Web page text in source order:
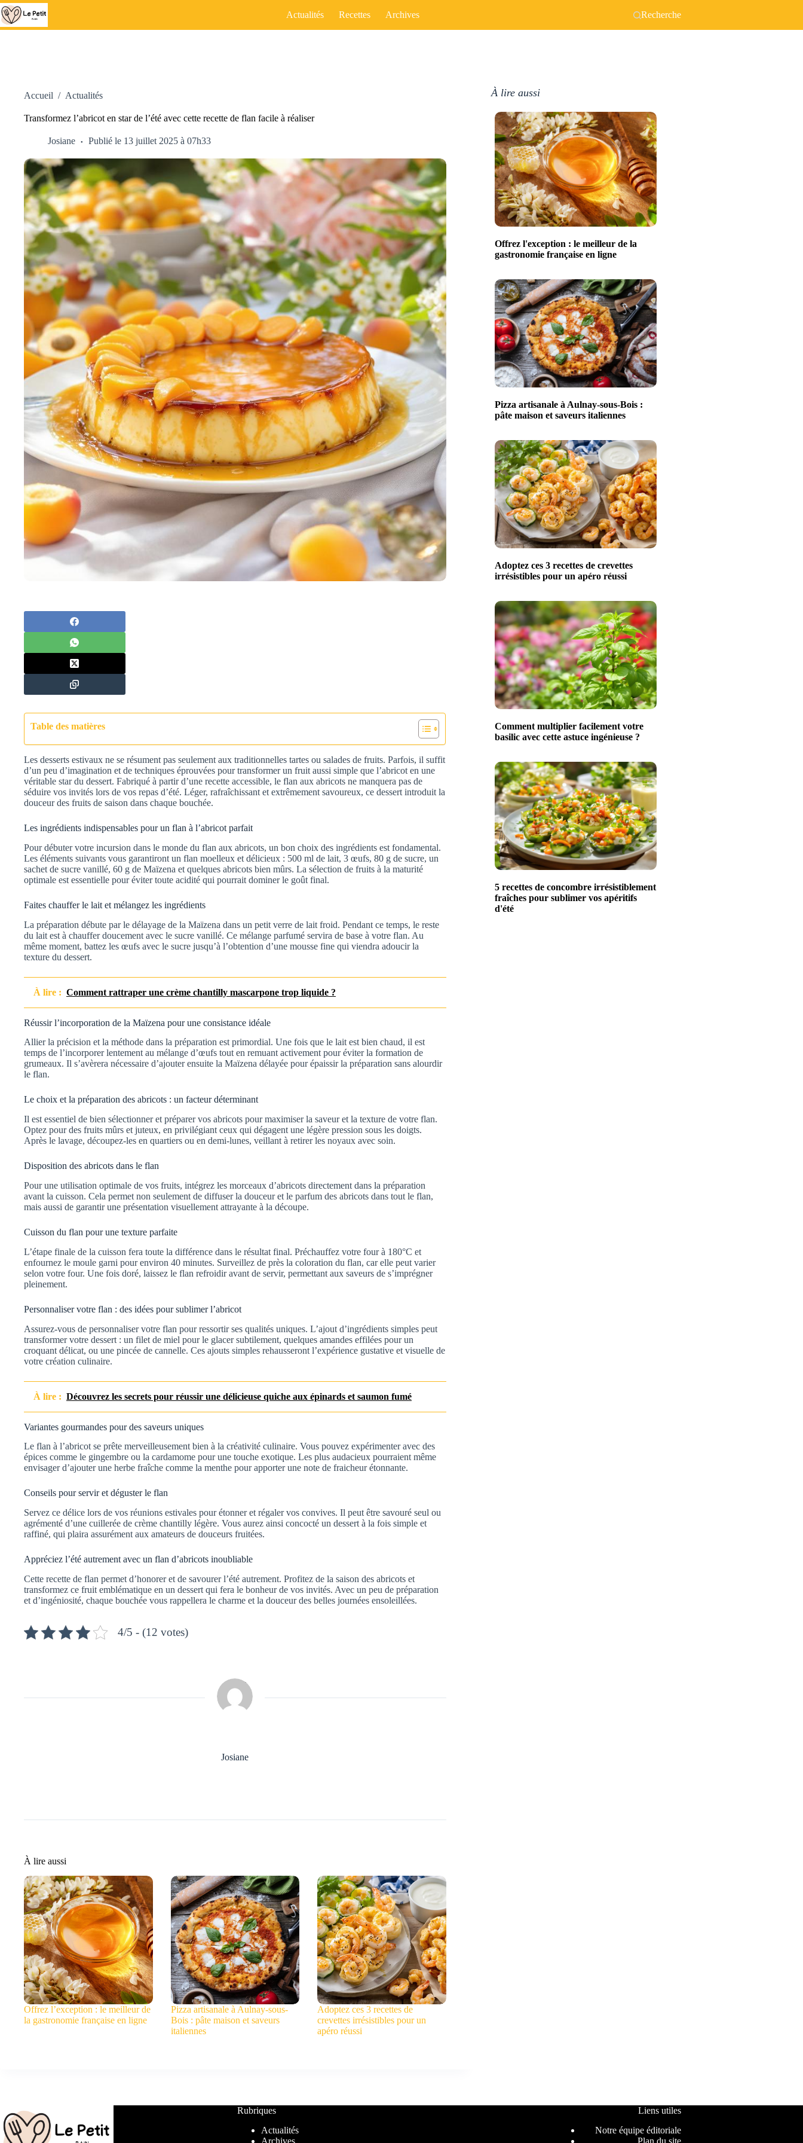
Passer
au
contenu
Actualités Recettes Archives Recherche
Accueil / Actualités
Transformez l’abricot en star de l’été avec cette recette de flan facile à réaliser
Josiane Publié le 13 juillet 2025 à 07h33
Table des matières
Les desserts estivaux ne se résument pas seulement aux traditionnelles tartes ou salades de fruits. Parfois, il suffit
d’un peu d’imagination et de techniques éprouvées pour transformer un fruit aussi simple que l’abricot en une
véritable star du dessert. Fabriqué à partir d’une recette accessible, le flan aux abricots ne manquera pas de
séduire vos invités lors de vos repas d’été. Léger, rafraîchissant et extrêmement savoureux, ce dessert introduit la
douceur des fruits de saison dans chaque bouchée.
Les ingrédients indispensables pour un flan à l’abricot parfait
Pour débuter votre incursion dans le monde du flan aux abricots, un bon choix des ingrédients est fondamental.
Les éléments suivants vous garantiront un flan moelleux et délicieux : 500 ml de lait, 3 œufs, 80 g de sucre, un
sachet de sucre vanillé, 60 g de Maïzena et quelques abricots bien mûrs. La sélection de fruits à la maturité
optimale est essentielle pour éviter toute acidité qui pourrait dominer le goût final.
Faites chauffer le lait et mélangez les ingrédients
La préparation débute par le délayage de la Maïzena dans un petit verre de lait froid. Pendant ce temps, le reste
du lait est à chauffer doucement avec le sucre vanillé. Ce mélange parfumé servira de base à votre flan. Au
même moment, battez les œufs avec le sucre jusqu’à l’obtention d’une mousse fine qui viendra adoucir la
texture du dessert.
À lire : Comment rattraper une crème chantilly mascarpone trop liquide ?
Réussir l’incorporation de la Maïzena pour une consistance idéale
Allier la précision et la méthode dans la préparation est primordial. Une fois que le lait est bien chaud, il est
temps de l’incorporer lentement au mélange d’œufs tout en remuant activement pour éviter la formation de
grumeaux. Il s’avèrera nécessaire d’ajouter ensuite la Maïzena délayée pour épaissir la préparation sans alourdir
le flan.
Le choix et la préparation des abricots : un facteur déterminant
Il est essentiel de bien sélectionner et préparer vos abricots pour maximiser la saveur et la texture de votre flan.
Optez pour des fruits mûrs et juteux, en privilégiant ceux qui dégagent une légère pression sous les doigts.
Après le lavage, découpez-les en quartiers ou en demi-lunes, veillant à retirer les noyaux avec soin.
Disposition des abricots dans le flan
Pour une utilisation optimale de vos fruits, intégrez les morceaux d’abricots directement dans la préparation
avant la cuisson. Cela permet non seulement de diffuser la douceur et le parfum des abricots dans tout le flan,
mais aussi de garantir une présentation visuellement attrayante à la découpe.
Cuisson du flan pour une texture parfaite
L’étape finale de la cuisson fera toute la différence dans le résultat final. Préchauffez votre four à 180°C et
enfournez le moule garni pour environ 40 minutes. Surveillez de près la coloration du flan, car elle peut varier
selon votre four. Une fois doré, laissez le flan refroidir avant de servir, permettant aux saveurs de s’imprégner
pleinement.
Personnaliser votre flan : des idées pour sublimer l’abricot
Assurez-vous de personnaliser votre flan pour ressortir ses qualités uniques. L’ajout d’ingrédients simples peut
transformer votre dessert : un filet de miel pour le glacer subtilement, quelques amandes effilées pour un
croquant délicat, ou une pincée de cannelle. Ces ajouts simples rehausseront l’expérience gustative et visuelle de
votre création culinaire.
À lire : Découvrez les secrets pour réussir une délicieuse quiche aux épinards et saumon fumé
Variantes gourmandes pour des saveurs uniques
Le flan à l’abricot se prête merveilleusement bien à la créativité culinaire. Vous pouvez expérimenter avec des
épices comme le gingembre ou la cardamome pour une touche exotique. Les plus audacieux pourraient même
envisager d’ajouter une herbe fraîche comme la menthe pour apporter une note de fraicheur étonnante.
Conseils pour servir et déguster le flan
Servez ce délice lors de vos réunions estivales pour étonner et régaler vos convives. Il peut être savouré seul ou
agrémenté d’une cuillerée de crème chantilly légère. Vous aurez ainsi concocté un dessert à la fois simple et
raffiné, qui plaira assurément aux amateurs de douceurs fruitées.
Appréciez l’été autrement avec un flan d’abricots inoubliable
Cette recette de flan permet d’honorer et de savourer l’été autrement. Profitez de la saison des abricots et
transformez ce fruit emblématique en un dessert qui fera le bonheur de vos invités. Avec un peu de préparation
et d’ingéniosité, chaque bouchée vous rappellera le charme et la douceur des belles journées ensoleillées.
4/5 - (12 votes)
Josiane
À lire aussi
Offrez l’exception : le meilleur de
la gastronomie française en ligne
Pizza artisanale à Aulnay-sous-
Bois : pâte maison et saveurs
italiennes
Adoptez ces 3 recettes de
crevettes irrésistibles pour un
apéro réussi
À lire aussi
Offrez l'exception : le meilleur de la
gastronomie française en ligne
Pizza artisanale à Aulnay-sous-Bois :
pâte maison et saveurs italiennes
Adoptez ces 3 recettes de crevettes
irrésistibles pour un apéro réussi
Comment multiplier facilement votre
basilic avec cette astuce ingénieuse ?
5 recettes de concombre irrésistiblement
fraîches pour sublimer vos apéritifs
d'été
Rubriques
Actualités
Archives
Liens utiles
Notre équipe éditoriale
Plan du site